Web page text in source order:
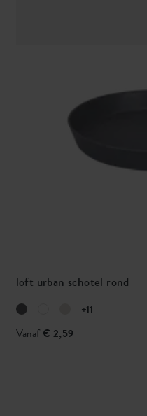
loft urban schotel rond
+11
Vanaf€ 2,59